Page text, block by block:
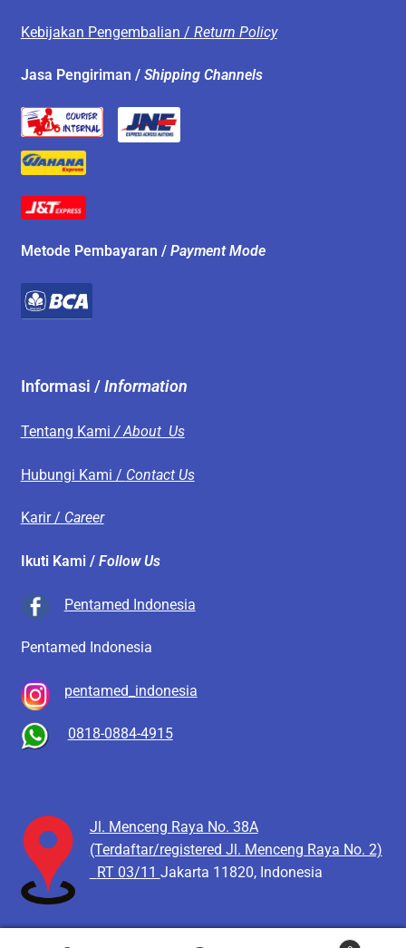
Kebijakan Pengembalian / Return Policy
Jasa Pengiriman / Shipping Channels
Metode Pembayaran / Payment Mode
Informasi /Information
Tentang Kami / About Us
Hubungi Kami / Contact Us
Karir / Career
Ikuti Kami / Follow Us
Pentamed Indonesia
Pentamed Indonesia
pentamed_indonesia
0818-0884-4915
Jl. Menceng Raya No. 38A
(Terdaftar/registered Jl. Menceng Raya No. 2)
RT 03/11 Jakarta 11820, Indonesia